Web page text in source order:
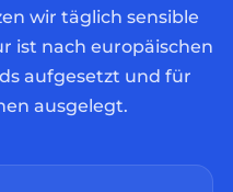
wir täglich sensible
ist nach europäischen
aufgesetzt und für
ausgelegt.